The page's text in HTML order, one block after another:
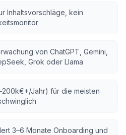
Inhaltsvorschläge, kein
von ChatGPT, Gemini,
Grok oder Llama
Jahr) für die meisten
3–6 Monate Onboarding und